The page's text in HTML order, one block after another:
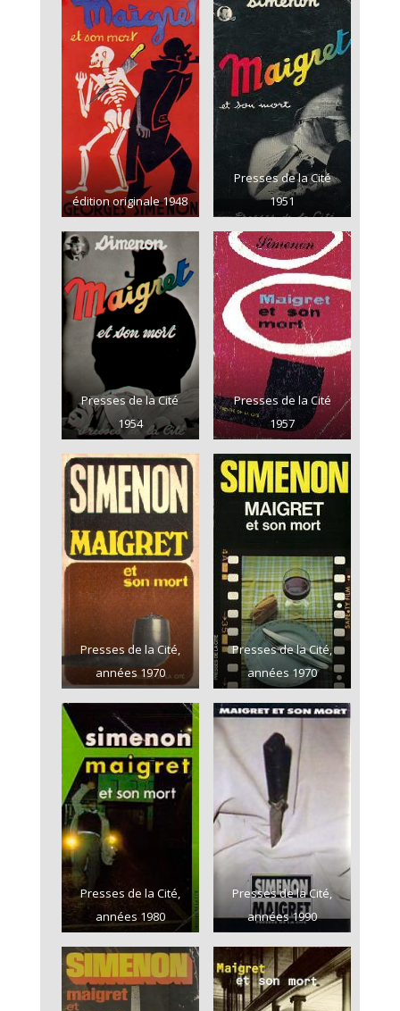
édition originale 1948
Presses de la Cité
1951
Presses de la Cité
1954
Presses de la Cité
1957
Presses de la Cité,
années 1970
Presses de la Cité,
années 1970
Presses de la Cité,
années 1980
Presses de la Cité,
années 1990